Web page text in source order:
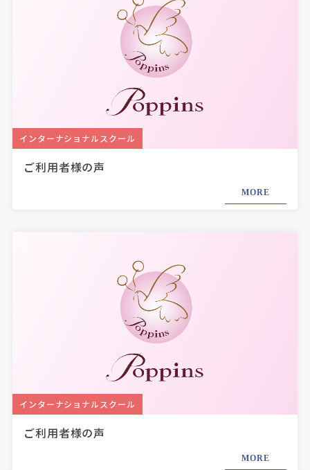
インターナショナルスクール
ご利用者様の声
MORE
インターナショナルスクール
ご利用者様の声
MORE